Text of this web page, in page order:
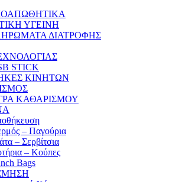
ΥΓΕΙΝΗ
ΔΙΑΤΡΟΦΗΣ
STICK
ΚΙΝΗΤΩΝ
ΚΑΘΑΡΙΣΜΟΥ
– Παγούρια
– Σερβίτσια
– Κούπες
Bags